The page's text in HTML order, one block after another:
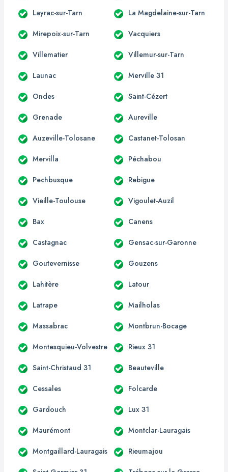
Layrac-sur-Tarn La Magdelaine-sur-Tarn
Mirepoix-sur-Tarn Vacquiers
Villematier Villemur-sur-Tarn
Launac Merville 31
Ondes Saint-Cézert
Grenade Aureville
Auzeville-Tolosane Castanet-Tolosan
Mervilla Péchabou
Pechbusque Rebigue
Vieille-Toulouse Vigoulet-Auzil
Bax Canens
Castagnac Gensac-sur-Garonne
Goutevernisse Gouzens
Lahitère Latour
Latrape Mailholas
Massabrac Montbrun-Bocage
Montesquieu-Volvestre Rieux 31
Saint-Christaud 31 Beauteville
Cessales Folcarde
Gardouch Lux 31
Maurémont Montclar-Lauragais
Montgaillard-Lauragais Rieumajou